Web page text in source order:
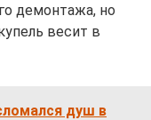
демонтажа, но
весит в
душ в